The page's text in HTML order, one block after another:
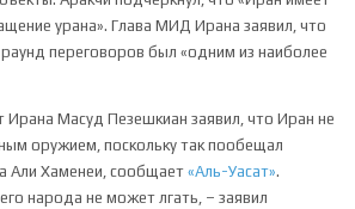
урана». Глава МИД Ирана заявил, что
переговоров был «одним из наиболее
Масуд Пезешкиан заявил, что Иран не
оружием, поскольку так пообещал
Али Хаменеи, сообщает «Аль-Уасат».
народа не может лгать, – заявил